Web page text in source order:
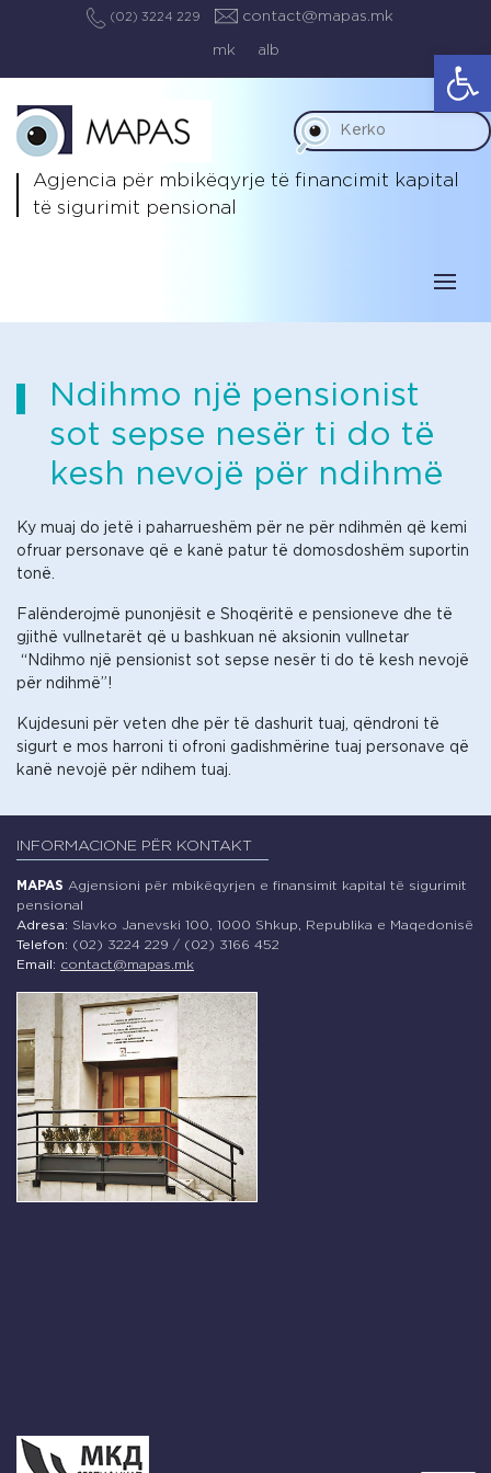
(02) 3224 229 contact@mapas.mk
mk alb
Agjencia për mbikëqyrje të financimit kapital
të sigurimit pensional
Ndihmo një pensionist
sot sepse nesër ti do të
kesh nevojë për ndihmë
Ky muaj do jetë i paharrueshëm për ne për ndihmën që kemi
ofruar personave që e kanë patur të domosdoshëm suportin
tonë.
Falënderojmë punonjësit e Shoqëritë e pensioneve dhe të
gjithë vullnetarët që u bashkuan në aksionin vullnetar
“Ndihmo një pensionist sot sepse nesër ti do të kesh nevojë
për ndihmë”!
Kujdesuni për veten dhe për të dashurit tuaj, qëndroni të
sigurt e mos harroni ti ofroni gadishmërine tuaj personave që
kanë nevojë për ndihem tuaj.
INFORMACIONE PËR KONTAKT
MAPAS Agjensioni për mbikëqyrjen e finansimit kapital të sigurimit
pensional
Adresa: Slavko Janevski 100, 1000 Shkup, Republika e Maqedonisë
Telefon: (02) 3224 229 / (02) 3166 452
Email: contact@mapas.mk